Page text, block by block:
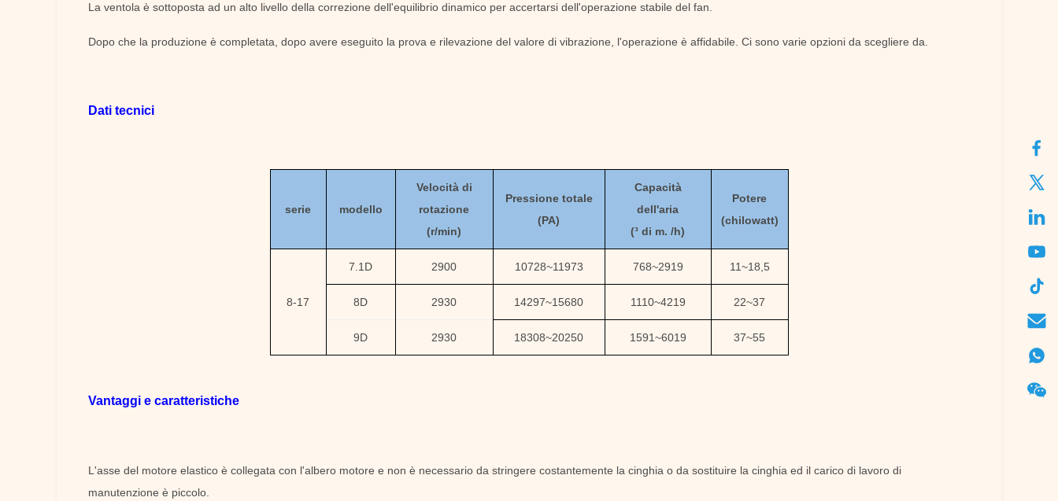
La ventola è sottoposta ad un alto livello della correzione dell'equilibrio dinamico per accertarsi dell'operazione stabile del fan.
Dopo che la produzione è completata, dopo avere eseguito la prova e rilevazione del valore di vibrazione, l'operazione è affidabile. Ci sono varie opzioni da scegliere da.
Dati tecnici
serie modello
Velocità di
rotazione
(r/min)
Pressione totale
(PA)
Capacità
dell'aria
(³ di m. /h)
Potere
(chilowatt)
8-17
7.1D 2900 10728~11973 768~2919 11~18,5
8D 2930 14297~15680 1110~4219 22~37
9D 2930 18308~20250 1591~6019 37~55
Vantaggi e caratteristiche
L'asse del motore elastico è collegata con l'albero motore e non è necessario da stringere costantemente la cinghia o da sostituire la cinghia ed il carico di lavoro di
manutenzione è piccolo.